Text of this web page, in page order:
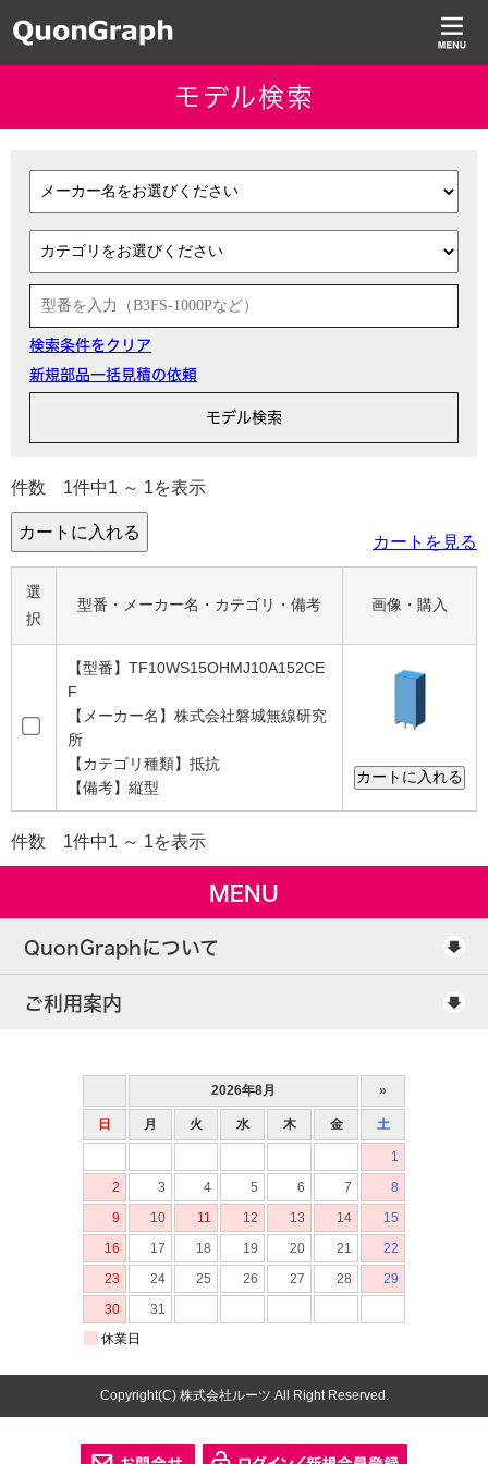
モデル検索
検索条件をクリア
新規部品一括見積の依頼
件数 1件中1 ～ 1を表示
カートを見る
選
択
型番・メーカー名・カテゴリ・備考 画像・購入
【型番】TF10WS15OHMJ10A152CE
F
【メーカー名】株式会社磐城無線研究
所
【カテゴリ種類】抵抗
【備考】縦型
件数 1件中1 ～ 1を表示
MENU
QuonGraphについて
ご利用案内
Copyright(C) 株式会社ルーツ All Right Reserved.